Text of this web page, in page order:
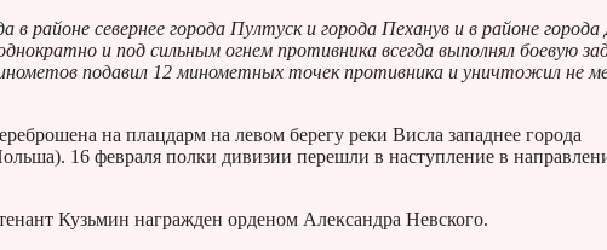
в районе севернее города Пултуск и города Пеханув и в районе
и под сильным огнем противника всегда выполнял боевую
подавил 12 минометных точек противника и уничтожил не
на плацдарм на левом берегу реки Висла западнее города
16 февраля полки дивизии перешли в наступление в
Кузьмин награжден орденом Александра Невского.